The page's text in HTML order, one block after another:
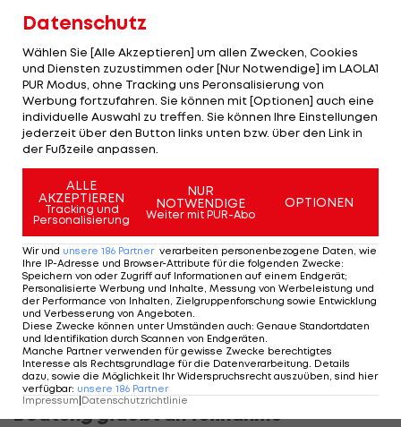
Nationalmannschaft, um Spielpraxis zu sammeln:
Am 2. Juni gastiertDeutschland zum Testpiel
gegen das ÖFB-Team in Klagenfurt, am 8. Juni geht
es für die Löw-Elf gegen Saudi-Arabien.
Für den Bundestrainer war ein Comeback noch
vor der Bekanntgabe des vorläufigen WM-Kaders
am 15. Mai ohnehin keine Bedingung für Neuers
Berücksichtigung für das Turnier vom 14. Juni bis 15.
Juli in Russland. Danach aber sieht Neuer selbst
einen Einsatz als entscheidend an. "Ich denke
nicht, dass es vorstellbar ist, dass ich ohne
Spielpraxis in ein Turnier gehe. Es sind ja noch ein
paar Spiele, von daher warten wir es einfach mal
ab", sagt der DFB-Kapitän.
Boateng glaubt an Teilnahme
Datenschutz
Wählen Sie [Alle Akzeptieren] um allen Zwecken, Cookies
und Diensten zuzustimmen oder [Nur Notwendige] im LAOLA1
PUR Modus, ohne Tracking uns Peronsalisierung von
Werbung fortzufahren. Sie können mit [Optionen] auch eine
individuelle Auswahl zu treffen. Sie können Ihre Einstellungen
jederzeit über den Button links unten bzw. über den Link in
der Fußzeile anpassen.
ALLE
AKZEPTIEREN
Tracking und
Personalisierung
NUR
NOTWENDIGE
Weiter mit PUR-Abo
OPTIONEN
Wir und unsere 186 Partner verarbeiten personenbezogene Daten, wie
Ihre IP-Adresse und Browser-Attribute für die folgenden Zwecke:
Speichern von oder Zugriff auf Informationen auf einem Endgerät;
Personalisierte Werbung und Inhalte, Messung von Werbeleistung und
der Performance von Inhalten, Zielgruppenforschung sowie Entwicklung
und Verbesserung von Angeboten.
Diese Zwecke können unter Umständen auch: Genaue Standortdaten
und Identifikation durch Scannen von Endgeräten.
Manche Partner verwenden für gewisse Zwecke berechtigtes
Interesse als Rechtsgrundlage für die Datenverarbeitung. Details
dazu, sowie die Möglichkeit Ihr Widerspruchsrecht auszuüben, sind hier
verfügbar: unsere 186 Partner
Impressum Datenschutzrichtlinie